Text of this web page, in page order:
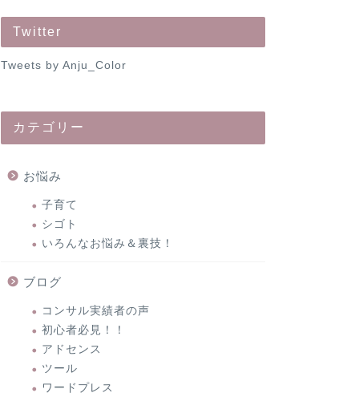
Twitter
Tweets by Anju_Color
カテゴリー
お悩み
子育て
シゴト
いろんなお悩み＆裏技！
ブログ
コンサル実績者の声
初心者必見！！
アドセンス
ツール
ワードプレス